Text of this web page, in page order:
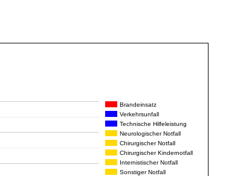
Brandeinsatz
Verkehrsunfall
Technische Hilfeleistung
Neurologischer Notfall
Chirurgischer Notfall
Chirurgischer Kindernotfall
Internistischer Notfall
Sonstiger Notfall